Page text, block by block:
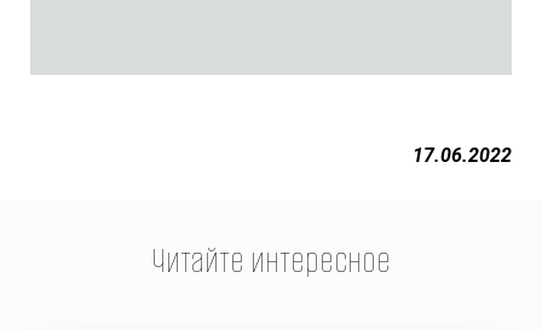
17.06.2022
Читайте интересное